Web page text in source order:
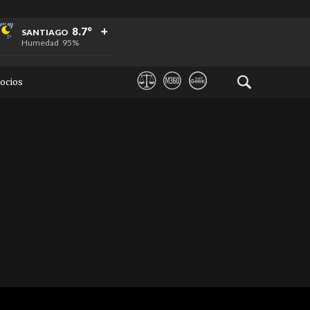
SANTIAGO 8.7°
Humedad 95%
+
+
+